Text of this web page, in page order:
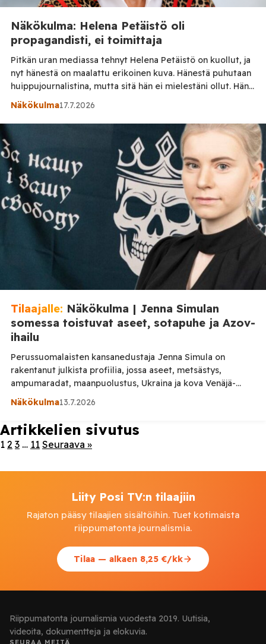
Näkökulma: Helena Petäistö oli
propagandisti, ei toimittaja
Pitkän uran mediassa tehnyt Helena Petäistö on kuollut, ja
nyt hänestä on maalattu erikoinen kuva. Hänestä puhutaan
huippujournalistina, mutta sitä hän ei mielestäni ollut. Hän
oli propagandisti. Perinteisellä medialla on tapana ajaa
maalasi Euroopan unionista ruusuisen kuvan, ja Ranskan
presidentti Emmanuel Macronista tuli hänelle lähes
pakkomielle. […]
Näkökulma17.7.2026
Tilaajalle: Näkökulma | Jenna Simulan
somessa toistuvat aseet, sotapuhe ja Azov-
ihailu
Perussuomalaisten kansanedustaja Jenna Simula on
rakentanut julkista profiilia, jossa aseet, metsästys,
ampumaradat, maanpuolustus, Ukraina ja kova Venäjä-
retoriikka sulautuvat yhdeksi poikkeuksellisen sotaisaksi
somekohusta tai irrallisesta harrastuskuvasta, vaan
pitkäjänteisesti rakennetusta henkilöbrändistä, jossa aseet,
viholliskuvat ja militaristinen kuvasto ovat jatkuvasti esillä.
maanpuolustusta maltillisesti tai puhumaan […]
Näkökulma13.7.2026
Artikkelien sivutus
1 2 3 … 11 Seuraava »
Liity Posi TV:n tilaajiin
Rajaton pääsy tilaajien sisältöihin. Tuet kotimaista
riippumatonta journalismia.
Tilaa — alkaen 8,25 €/kk
Riippumatonta journalismia vuodesta 2019. Uutisia,
videoita, dokumentteja ja elokuvia.
SEURAA MEITÄ